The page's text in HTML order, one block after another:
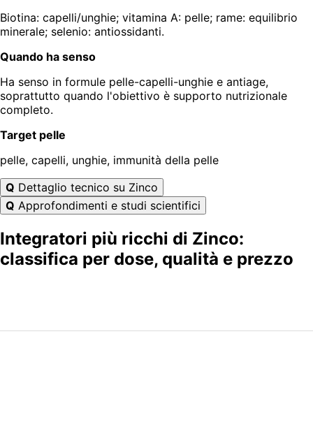
Biotina: capelli/unghie; vitamina A: pelle; rame: equilibrio
minerale; selenio: antiossidanti.
Quando ha senso
Ha senso in formule pelle-capelli-unghie e antiage,
soprattutto quando l'obiettivo è supporto nutrizionale
completo.
Target pelle
pelle, capelli, unghie, immunità della pelle
Q Dettaglio tecnico su Zinco
Q Approfondimenti e studi scientifici
Integratori più ricchi di Zinco:
classifica per dose, qualità e prezzo